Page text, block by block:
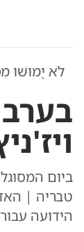
לֹא יָמוּשׁוּ
ביום
טבריה |
הידועה